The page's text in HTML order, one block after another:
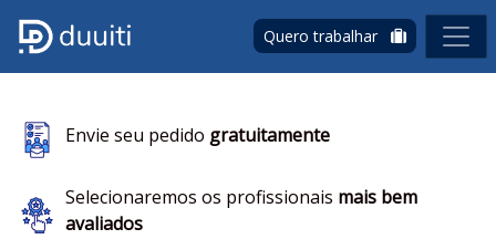
Quero trabalhar
Envie seu pedido gratuitamente
Selecionaremos os profissionais mais bem
avaliados